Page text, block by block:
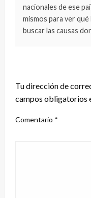
nacionales de ese
mismos para ver
buscar las causas
Tu dirección de
campos obligatorios
Comentario *